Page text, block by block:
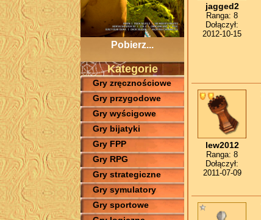
Pobierz...
Kategorie
Gry zręcznościowe
Gry przygodowe
Gry wyścigowe
Gry bijatyki
Gry FPP
Gry RPG
Gry strategiczne
Gry symulatory
Gry sportowe
jagged2
Ranga: 8
Dołączył:
2012-10-15
lew2012
Ranga: 8
Dołączył:
2011-07-09